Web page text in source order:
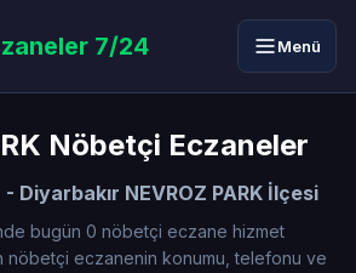
7/24 Menü
Nöbetçi Eczaneler
Diyarbakır NEVROZ PARK İlçesi
bugün 0 nöbetçi eczane hizmet
nöbetçi eczanenin konumu, telefonu ve